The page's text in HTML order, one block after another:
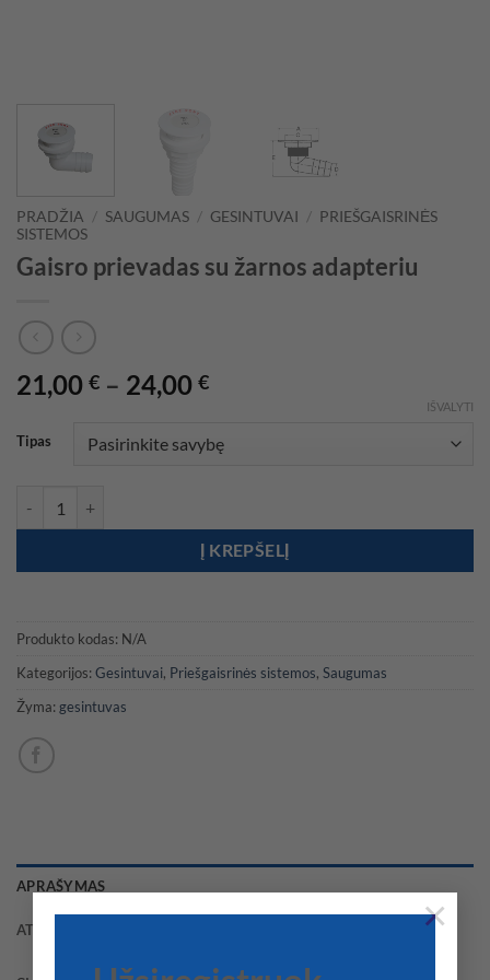
×
PRADŽIA / SAUGUMAS / GESINTUVAI / PRIEŠGAISRINĖS
SISTEMOS
Gaisro prievadas su žarnos adapteriu
21,00 € – 24,00 €Price
21,00 €
through
Tipas
IŠVALYTI
Į KREPŠELĮ
Produkto kodas: N/A
Kategorijos: Gesintuvai, Priešgaisrinės sistemos, Saugumas
Žyma: gesintuvas
APRAŠYMAS
ATSILIEPIMAI (0)